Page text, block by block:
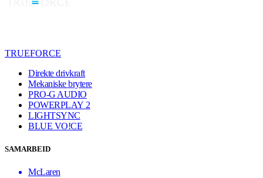
TRUEFORCE
Direkte drivkraft
Mekaniske brytere
PRO-G AUDIO
POWERPLAY 2
LIGHTSYNC
BLUE VO!CE
SAMARBEID
McLaren